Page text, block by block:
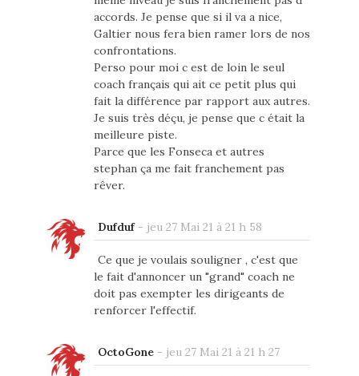
accords. Je pense que si il va a nice,
Galtier nous fera bien ramer lors de nos
confrontations.
Perso pour moi c est de loin le seul
coach français qui ait ce petit plus qui
fait la différence par rapport aux autres.
Je suis très déçu, je pense que c était la
meilleure piste.
Parce que les Fonseca et autres
stephan ça me fait franchement pas
rêver.
Dufduf- jeu 27 Mai 21 à 21 h 58
Ce que je voulais souligner , c'est que
le fait d'annoncer un "grand" coach ne
doit pas exempter les dirigeants de
renforcer l'effectif.
OctoGone- jeu 27 Mai 21 à 21 h 27